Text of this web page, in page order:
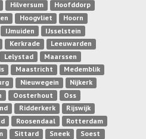
Hilversum
Hoofddorp
Hoogvliet
Hoorn
IJmuiden
IJsselstein
Kerkrade
Leeuwarden
Lelystad
Maarssen
Maastricht
Medemblik
Nieuwegein
Nijkerk
Oosterhout
Oss
Ridderkerk
Rijswijk
Roosendaal
Rotterdam
Sittard Sneek
Soest